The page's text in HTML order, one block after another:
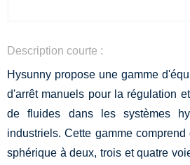
Description courte :
Hysunny propose une gamme
d'arrêt manuels pour la régulation
de fluides dans les systèmes
industriels. Cette gamme
sphérique à deux, trois et quatre